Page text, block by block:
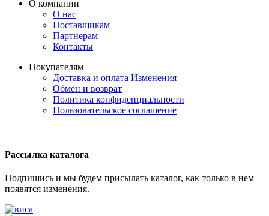
О компании
О нас
Поставщикам
Партнерам
Контакты
Покупателям
Доставка и оплата Изменения
Обмен и возврат
Политика конфиденциальности
Пользовательское соглашение
Рассылка каталога
Подпишись и мы будем присылать каталог, как только в нем
появятся изменения.